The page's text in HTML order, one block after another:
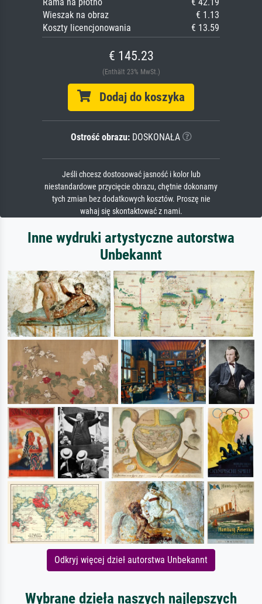
Wieszak na obraz
€ 1.13
Koszty licencjonowania
€ 13.59
€ 145.23
(Enthält 23% MwSt.)
Dodaj do koszyka
Ostrość obrazu:DOSKONAŁA
Jeśli chcesz dostosować jasność i kolor lub
niestandardowe przycięcie obrazu, chętnie dokonamy
tych zmian bez dodatkowych kosztów. Proszę nie
wahaj się skontaktować z nami.
Inne wydruki artystyczne autorstwa
Unbekannt
Odkryj więcej dzieł autorstwa Unbekannt
Wybrane dzieła naszych najlepszych